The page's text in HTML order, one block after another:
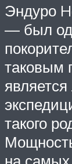
Эндуро
— был
таковым
такого